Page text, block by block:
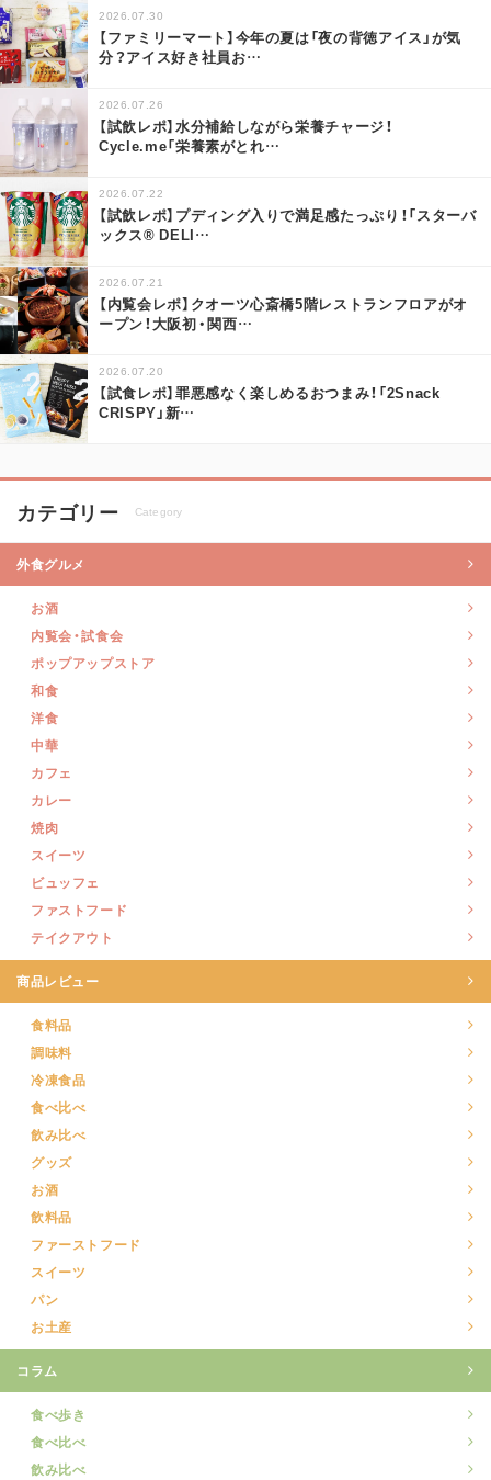
2026.07.30
【ファミリーマート】今年の夏は「夜の背徳アイス」が気
分？アイス好き社員お…
2026.07.26
【試飲レポ】水分補給しながら栄養チャージ！
Cycle.me「栄養素がとれ…
2026.07.22
【試飲レポ】プディング入りで満足感たっぷり！「スターバ
ックス® DELI…
2026.07.21
【内覧会レポ】クオーツ心斎橋5階レストランフロアがオ
ープン！大阪初・関西…
2026.07.20
【試食レポ】罪悪感なく楽しめるおつまみ！「2Snack
CRISPY」新…
カテゴリー Category
外食グルメ
お酒
内覧会・試食会
ポップアップストア
和食
洋食
中華
カフェ
カレー
焼肉
スイーツ
ビュッフェ
ファストフード
テイクアウト
商品レビュー
食料品
調味料
冷凍食品
食べ比べ
飲み比べ
グッズ
お酒
飲料品
ファーストフード
スイーツ
パン
お土産
コラム
食べ歩き
食べ比べ
飲み比べ